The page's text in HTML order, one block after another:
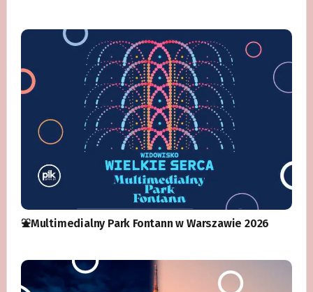
⛲️Multimedialny Park Fontann w Warszawie 2026